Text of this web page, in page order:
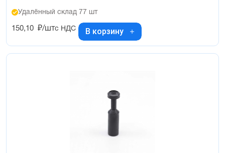
Удалённый склад 77 шт
150,10 ₽/штс НДС В корзину